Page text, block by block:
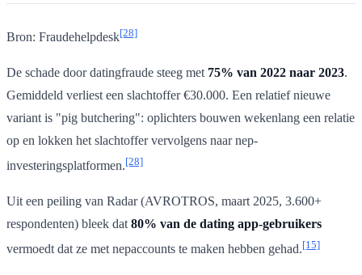
Bron: Fraudehelpdesk[28]
De schade door datingfraude steeg met 75% van 2022 naar 2023.
Gemiddeld verliest een slachtoffer €30.000. Een relatief nieuwe
variant is "pig butchering": oplichters bouwen wekenlang een relatie
op en lokken het slachtoffer vervolgens naar nep-
investeringsplatformen.[28]
Uit een peiling van Radar (AVROTROS, maart 2025, 3.600+
respondenten) bleek dat 80% van de dating app-gebruikers
vermoedt dat ze met nepaccounts te maken hebben gehad.[15]